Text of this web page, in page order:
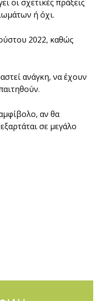
οι σχετικές πράξεις
ή όχι.
2022, καθώς
ανάγκη, να έχουν
αν θα
σε μεγάλο